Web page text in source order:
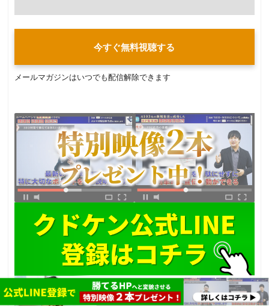
今すぐ無料視聴する
メールマガジンはいつでも配信解除できます